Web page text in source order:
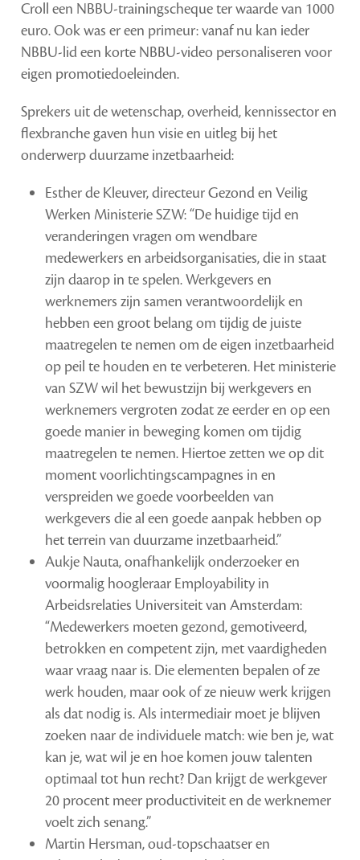
Croll een NBBU-trainingscheque ter waarde van 1000
euro. Ook was er een primeur: vanaf nu kan ieder
NBBU-lid een korte NBBU-video personaliseren voor
eigen promotiedoeleinden.
Sprekers uit de wetenschap, overheid, kennissector en
flexbranche gaven hun visie en uitleg bij het
onderwerp duurzame inzetbaarheid:
Esther de Kleuver, directeur Gezond en Veilig
Werken Ministerie SZW: “De huidige tijd en
veranderingen vragen om wendbare
medewerkers en arbeidsorganisaties, die in staat
zijn daarop in te spelen. Werkgevers en
werknemers zijn samen verantwoordelijk en
hebben een groot belang om tijdig de juiste
maatregelen te nemen om de eigen inzetbaarheid
op peil te houden en te verbeteren. Het ministerie
van SZW wil het bewustzijn bij werkgevers en
werknemers vergroten zodat ze eerder en op een
goede manier in beweging komen om tijdig
maatregelen te nemen. Hiertoe zetten we op dit
moment voorlichtingscampagnes in en
verspreiden we goede voorbeelden van
werkgevers die al een goede aanpak hebben op
het terrein van duurzame inzetbaarheid.”
Aukje Nauta, onafhankelijk onderzoeker en
voormalig hoogleraar Employability in
Arbeidsrelaties Universiteit van Amsterdam:
“Medewerkers moeten gezond, gemotiveerd,
betrokken en competent zijn, met vaardigheden
waar vraag naar is. Die elementen bepalen of ze
werk houden, maar ook of ze nieuw werk krijgen
als dat nodig is. Als intermediair moet je blijven
zoeken naar de individuele match: wie ben je, wat
kan je, wat wil je en hoe komen jouw talenten
optimaal tot hun recht? Dan krijgt de werkgever
20 procent meer productiviteit en de werknemer
voelt zich senang.”
Martin Hersman, oud-topschaatser en